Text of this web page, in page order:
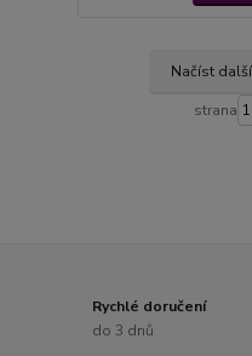
Načíst
strana
Rychlé doručení
do 3 dnů